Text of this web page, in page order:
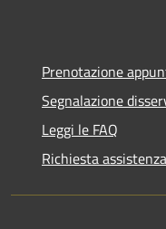
Prenotazione
Segnalazione
Leggi le FAQ
Richiesta assistenza